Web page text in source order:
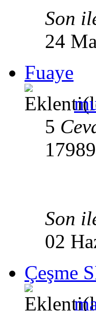
Son
24
Fuaye
5
17989
Son
02
Çeşme